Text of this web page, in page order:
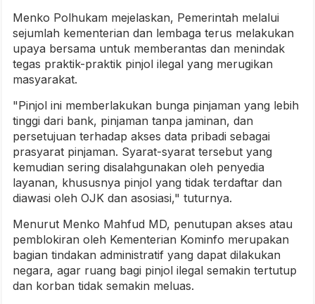
Menko Polhukam mejelaskan, Pemerintah melalui
sejumlah kementerian dan lembaga terus melakukan
upaya bersama untuk memberantas dan menindak
tegas praktik-praktik pinjol ilegal yang merugikan
masyarakat.
"Pinjol ini memberlakukan bunga pinjaman yang lebih
tinggi dari bank, pinjaman tanpa jaminan, dan
persetujuan terhadap akses data pribadi sebagai
prasyarat pinjaman. Syarat-syarat tersebut yang
kemudian sering disalahgunakan oleh penyedia
layanan, khususnya pinjol yang tidak terdaftar dan
diawasi oleh OJK dan asosiasi," tuturnya.
Menurut Menko Mahfud MD, penutupan akses atau
pemblokiran oleh Kementerian Kominfo merupakan
bagian tindakan administratif yang dapat dilakukan
negara, agar ruang bagi pinjol ilegal semakin tertutup
dan korban tidak semakin meluas.